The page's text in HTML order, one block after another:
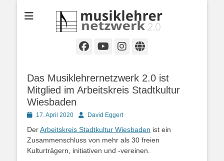
Selbständige Musikpädagoginnen und Musikpädagogen in
Wiesbaden
Facebook
YouTube
Instagram
Website
Das Musiklehrernetzwerk 2.0 ist
Mitglied im Arbeitskreis Stadtkultur
Wiesbaden
Posted17. April 2020 AutorDavid Eggert
DerArbeitskreis Stadtkultur Wiesbaden ist ein
Zusammenschluss von mehr als 30 freien
Kulturträgern, initiativen und -vereinen.